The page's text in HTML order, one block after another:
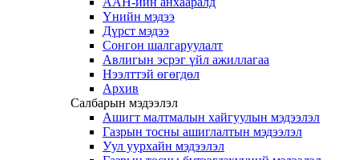
Үнийн мэдээ
Дүрст мэдээ
Сонгон шалгаруулалт
Авлигын эсрэг үйл ажиллагаа
Нээлттэй өгөгдөл
Архив
Салбарын мэдээлэл
Ашигт малтмалын хайгуулын мэдээлэл
Газрын тосны ашиглалтын мэдээлэл
Уул уурхайн мэдээлэл